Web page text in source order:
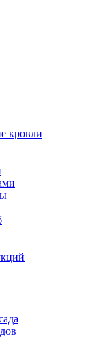
кровли